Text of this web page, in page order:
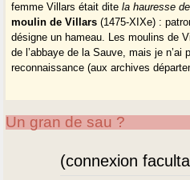
femme Villars était ditela hauresse
moulin de Villars (1475-XIXe) :
désigne un hameau. Les moulins de
de l’abbaye de la Sauve, mais je n’ai
reconnaissance (aux archives
Un gran de sau ?
(connexion